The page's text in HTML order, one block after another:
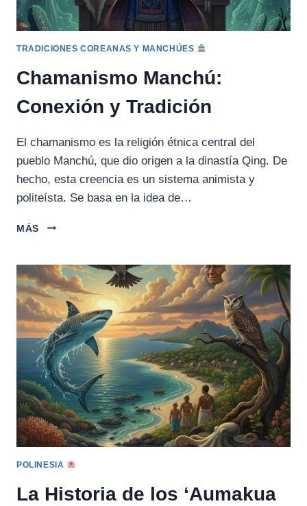
TRADICIONES COREANAS Y MANCHÚES
Chamanismo Manchú:
Conexión y Tradición
El chamanismo es la religión étnica central del
pueblo Manchú, que dio origen a la dinastía Qing. De
hecho, esta creencia es un sistema animista y
politeísta. Se basa en la idea de…
MÁS
CHAMANISMO
Y
TRADICIÓN
POLINESIA
La Historia de los ‘Aumakua